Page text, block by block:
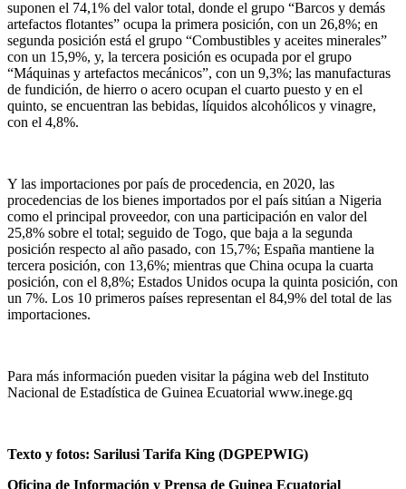
suponen el 74,1% del valor total, donde el grupo “Barcos y demás
artefactos flotantes” ocupa la primera posición, con un 26,8%; en
segunda posición está el grupo “Combustibles y aceites minerales”
con un 15,9%, y, la tercera posición es ocupada por el grupo
“Máquinas y artefactos mecánicos”, con un 9,3%; las manufacturas
de fundición, de hierro o acero ocupan el cuarto puesto y en el
quinto, se encuentran las bebidas, líquidos alcohólicos y vinagre,
con el 4,8%.
Y las importaciones por país de procedencia, en 2020, las
procedencias de los bienes importados por el país sitúan a Nigeria
como el principal proveedor, con una participación en valor del
25,8% sobre el total; seguido de Togo, que baja a la segunda
posición respecto al año pasado, con 15,7%; España mantiene la
tercera posición, con 13,6%; mientras que China ocupa la cuarta
posición, con el 8,8%; Estados Unidos ocupa la quinta posición, con
un 7%. Los 10 primeros países representan el 84,9% del total de las
importaciones.
Para más información pueden visitar la página web del Instituto
Nacional de Estadística de Guinea Ecuatorial www.inege.gq
Texto y fotos: Sarilusi Tarifa King (DGPEPWIG)
Oficina de Información y Prensa de Guinea Ecuatorial